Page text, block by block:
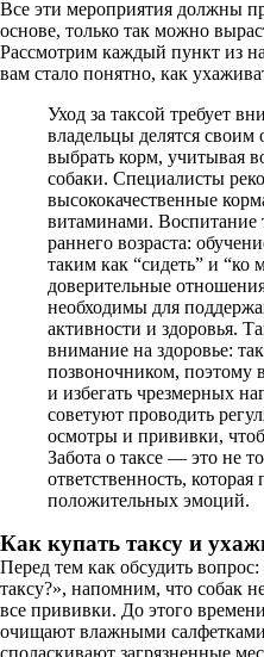
Все эти мероприятия должны
основе, только так можно
Рассмотрим каждый пункт из
вам стало понятно, как
Уход за таксой требует
владельцы делятся
выбрать корм, учитывая
собаки. Специалисты
высококачественные
витаминами. Воспитание
раннего возраста:
таким как “сидеть” и “ко
доверительные
необходимы для
активности и здоровья.
внимание на здоровье:
позвоночником, поэтому
и избегать чрезмерных
советуют проводить
осмотры и прививки,
Забота о таксе — это не
ответственность,
положительных эмоций.
Как купать таксу и
Перед тем как обсудить
таксу?», напомним, что собак
все прививки. До этого
очищают влажными
споласкивают загрязненные